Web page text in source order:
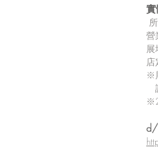
所
營
店
※
d/